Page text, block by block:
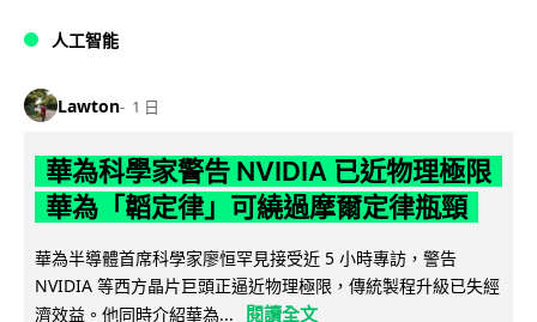
人工智能
Lawton 1 日
華為科學家警告 NVIDIA 已近物理極限
華為「韜定律」可繞過摩爾定律瓶頸
華為半導體首席科學家廖恒罕見接受近 5 小時專訪，警告
NVIDIA 等西方晶片巨頭正逼近物理極限，傳統製程升級已失經
濟效益。他同時介紹華為...
閱讀全文